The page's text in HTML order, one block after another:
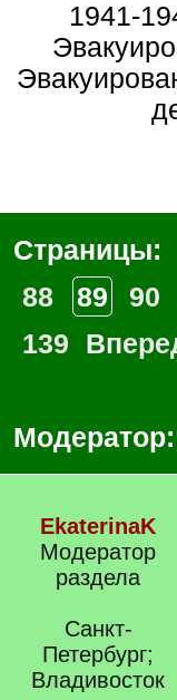
1941-1945. Эвакуация детей из Ленинграда.
Страницы:
88
89 90
139
Модератор:
EkaterinaK
Модератор
раздела
Санкт-
Петербург;
Владивосток